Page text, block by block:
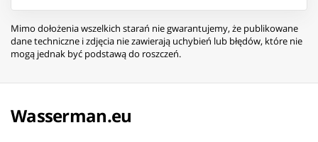
Mimo dołożenia wszelkich starań nie gwarantujemy, że publikowane
dane techniczne i zdjęcia nie zawierają uchybień lub błędów, które nie
mogą jednak być podstawą do roszczeń.
Wasserman.eu